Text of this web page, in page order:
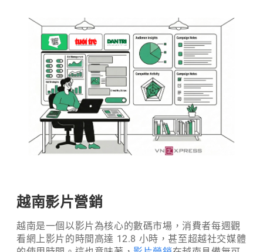
越南影片營銷
越南是一個以影片為核心的數碼市場，消費者每週觀
看網上影片的時間高達 12.8 小時，甚至超越社交媒體